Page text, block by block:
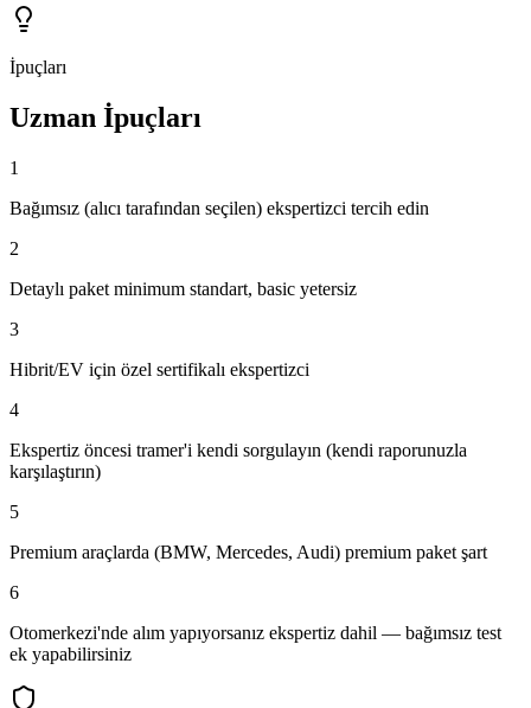
İpuçları
Uzman İpuçları
1
Bağımsız (alıcı tarafından seçilen) ekspertizci tercih edin
2
Detaylı paket minimum standart, basic yetersiz
3
Hibrit/EV için özel sertifikalı ekspertizci
4
Ekspertiz öncesi tramer'i kendi sorgulayın (kendi raporunuzla
karşılaştırın)
5
Premium araçlarda (BMW, Mercedes, Audi) premium paket şart
6
Otomerkezi'nde alım yapıyorsanız ekspertiz dahil — bağımsız test
ek yapabilirsiniz